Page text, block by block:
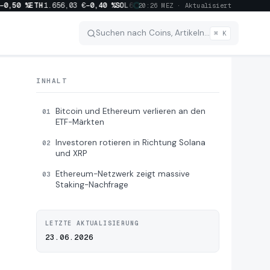
%ETH1.656,03 €−0,40 %SOL63,26 €−2,20 % XRP0,8987 €−2,90 %
20:26 MEZ · Aktualisiert
Suchen nach Coins, Artikeln… ⌘ K
INHALT
01
Bitcoin und Ethereum verlieren an den
ETF-Märkten
02
Investoren rotieren in Richtung Solana
und XRP
03
Ethereum-Netzwerk zeigt massive
Staking-Nachfrage
LETZTE AKTUALISIERUNG
23.06.2026